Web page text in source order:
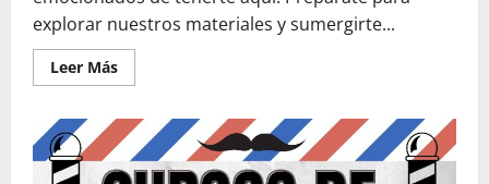
explorar nuestros materiales y sumergirte...
Leer MásLeer
más
Material
del
Curso
Barberia